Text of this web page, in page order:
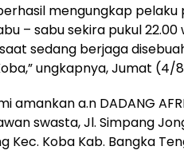
mengungkap
– sabu sekira pukul
sedang berjaga
ungkapnya, Jumat (4/
amankan a.n DADANG
swasta, Jl. Simpang
Kec. Koba Kab. Bangka